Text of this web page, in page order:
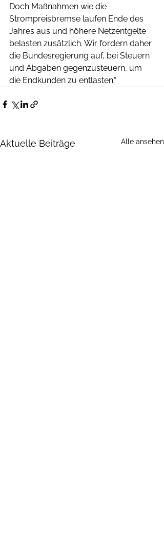
Doch Maßnahmen wie die
Strompreisbremse laufen Ende des
Jahres aus und höhere Netzentgelte
belasten zusätzlich. Wir fordern daher
die Bundesregierung auf, bei Steuern
und Abgaben gegenzusteuern, um
die Endkunden zu entlasten.“
Aktuelle Beiträge Alle ansehen